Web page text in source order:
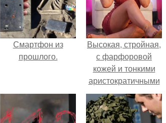
Смартфон из
прошлого.
Высокая, стройная,
с фарфоровой
кожей и тонкими
аристократичными
чертами, эль
выглядит так, будто
сошла с полотна